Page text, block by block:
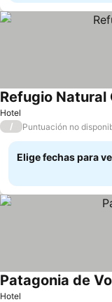
Hotel
Refugio Natural
/ Puntuación no
Elige fechas para
Hotel
Patagonia de